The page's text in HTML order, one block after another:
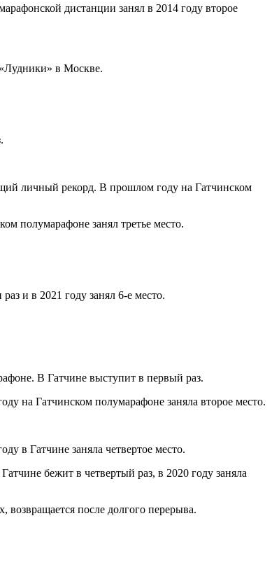
дистанции занял в 2014 году второе
в Москве.
личный рекорд. В прошлом году на Гатчинском
полумарафоне занял третье место.
и в 2021 году занял 6-е место.
В Гатчине выступит в первый раз.
на Гатчинском полумарафоне заняла второе место.
в Гатчине заняла четвертое место.
бежит в четвертый раз, в 2020 году заняла
после долгого перерыва.